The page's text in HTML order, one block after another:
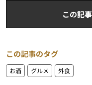
この記
この記事のタグ
お酒 グルメ 外食